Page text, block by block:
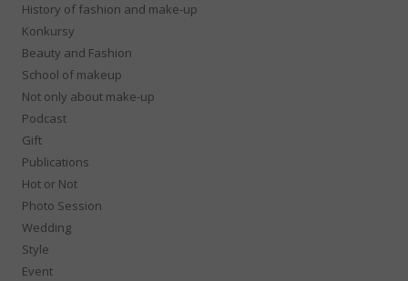
History of fashion and make-up
Konkursy
Beauty and Fashion
School of makeup
Not only about make-up
Podcast
Gift
Publications
Hot or Not
Photo Session
Wedding
Style
Event